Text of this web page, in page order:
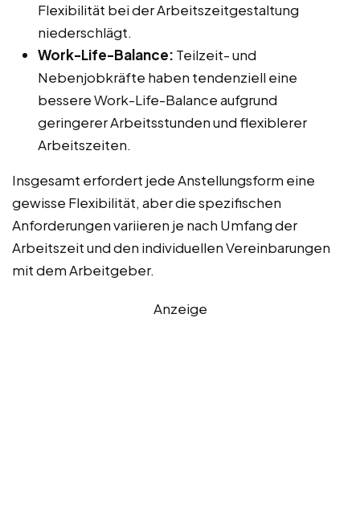
Flexibilität bei der Arbeitszeitgestaltung
niederschlägt.
Work-Life-Balance: Teilzeit- und
Nebenjobkräfte haben tendenziell eine
bessere Work-Life-Balance aufgrund
geringerer Arbeitsstunden und flexiblerer
Arbeitszeiten.
Insgesamt erfordert jede Anstellungsform eine
gewisse Flexibilität, aber die spezifischen
Anforderungen variieren je nach Umfang der
Arbeitszeit und den individuellen Vereinbarungen
mit dem Arbeitgeber.
Anzeige